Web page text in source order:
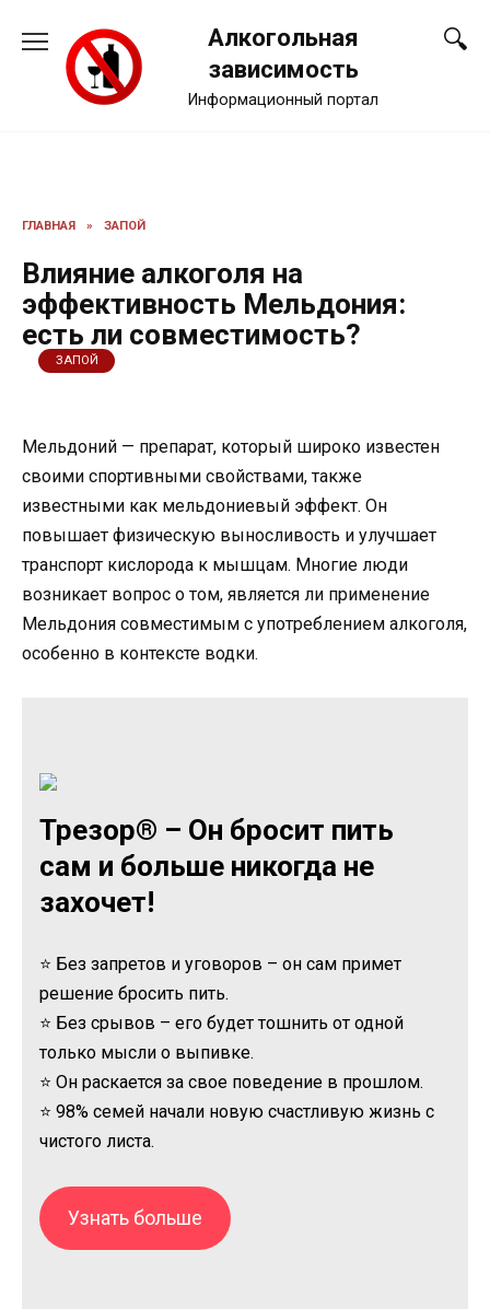
содержанию
Алкогольная
зависимость
Информационный портал
ГЛАВНАЯ » ЗАПОЙ
Влияние алкоголя на
эффективность Мельдония:
есть ли совместимость?
ЗАПОЙ
Мельдоний — препарат, который широко известен
своими спортивными свойствами, также
известными как мельдониевый эффект. Он
повышает физическую выносливость и улучшает
транспорт кислорода к мышцам. Многие люди
возникает вопрос о том, является ли применение
Мельдония совместимым с употреблением алкоголя,
особенно в контексте водки.
Трезор® – Он бросит пить
сам и больше никогда не
захочет!
⭐ Без запретов и уговоров – он сам примет
решение бросить пить.
⭐ Без срывов – его будет тошнить от одной
только мысли о выпивке.
⭐ Он раскается за свое поведение в прошлом.
⭐ 98% семей начали новую счастливую жизнь с
чистого листа.
Узнать больше